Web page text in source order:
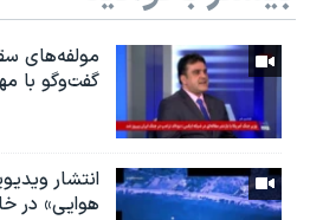
مولفه‌های
گفت‌وگو با
انتشار
هوایی» در